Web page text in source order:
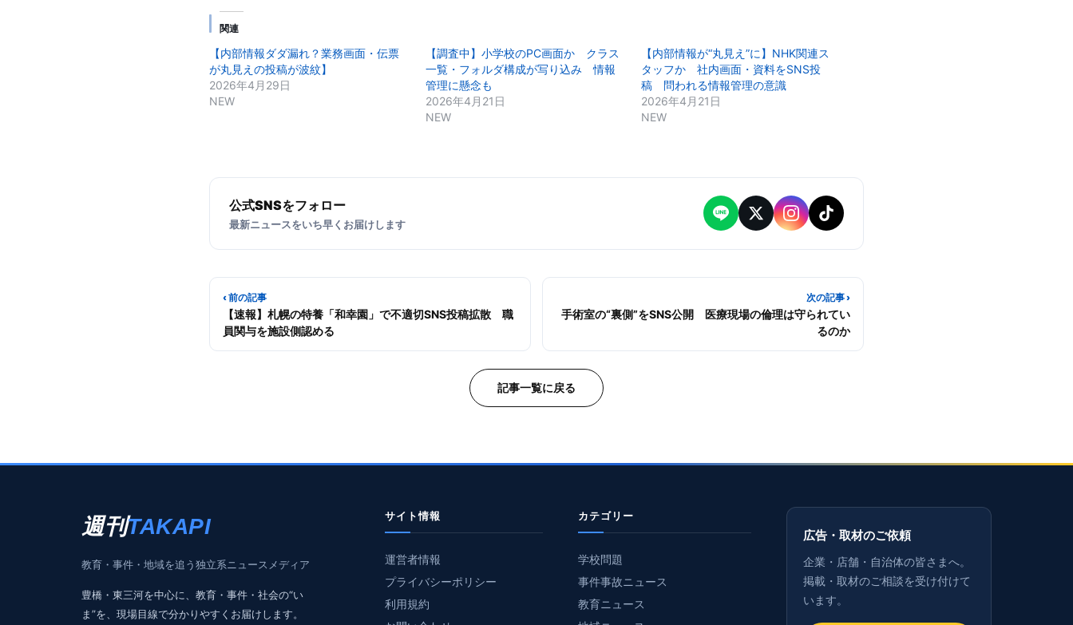
関連
【内部情報ダダ漏れ？業務画面・伝票
が丸見えの投稿が波紋】
2026年4月29日
NEW
【調査中】小学校のPC画面か クラス
一覧・フォルダ構成が写り込み 情報
管理に懸念も
2026年4月21日
NEW
【内部情報が“丸見え”に】NHK関連ス
タッフか 社内画面・資料をSNS投
稿 問われる情報管理の意識
2026年4月21日
NEW
公式SNSをフォロー
最新ニュースをいち早くお届けします
‹ 前の記事
【速報】札幌の特養「和幸園」で不適切SNS投稿拡散 職
員関与を施設側認める
次の記事 ›
手術室の“裏側”をSNS公開 医療現場の倫理は守られてい
るのか
記事一覧に戻る
週刊TAKAPI
教育・事件・地域を追う独立系ニュースメディア
豊橋・東三河を中心に、教育・事件・社会の“い
ま”を、現場目線で分かりやすくお届けします。
サイト情報
運営者情報
プライバシーポリシー
利用規約
カテゴリー
学校問題
事件事故ニュース
教育ニュース
広告・取材のご依頼
企業・店舗・自治体の皆さまへ。
掲載・取材のご相談を受け付けて
います。